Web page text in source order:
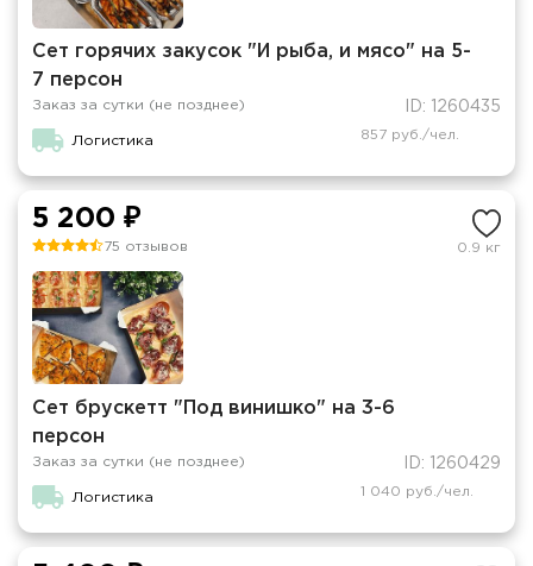
Сет горячих закусок "И рыба, и мясо" на 5-
7 персон
Заказ за сутки (не позднее) ID: 1260435
Логистика 857 руб./чел.
5 200 ₽
75 отзывов 0.9 кг
Сет брускетт "Под винишко" на 3-6
персон
Заказ за сутки (не позднее) ID: 1260429
Логистика 1 040 руб./чел.